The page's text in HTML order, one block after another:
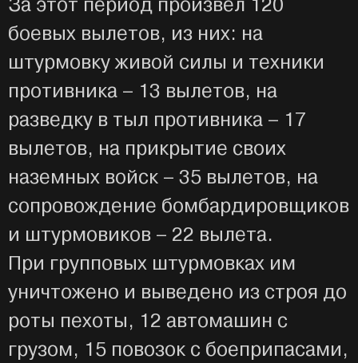
За этот период произвёл 120
боевых вылетов, из них: на
штурмовку живой силы и техники
противника – 13 вылетов, на
разведку в тыл противника – 17
вылетов, на прикрытие своих
наземных войск – 35 вылетов, на
сопровождение бомбардировщиков
и штурмовиков – 22 вылета.
При групповых штурмовках им
уничтожено и выведено из строя до
роты пехоты, 12 автомашин с
грузом, 15 повозок с боеприпасами,